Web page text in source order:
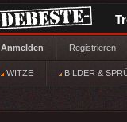
Anmelden Registrieren
WITZE BILDER &